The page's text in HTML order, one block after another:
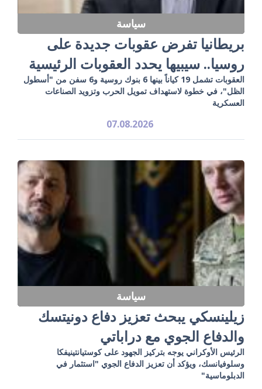
سياسة
بريطانيا تفرض عقوبات جديدة على
روسيا.. سيبيها يحدد العقوبات الرئيسية
العقوبات تشمل 19 كياناً بينها 6 بنوك روسية و6 سفن من "أسطول
الظل"، في خطوة لاستهداف تمويل الحرب وتزويد الصناعات
العسكرية
07.08.2026
سياسة
زيلينسكي يبحث تعزيز دفاع دونيتسك
والدفاع الجوي مع دراباتي
الرئيس الأوكراني يوجه بتركيز الجهود على كوستيانتينيفكا
وسلوفيانسك، ويؤكد أن تعزيز الدفاع الجوي "استثمار في
الدبلوماسية"